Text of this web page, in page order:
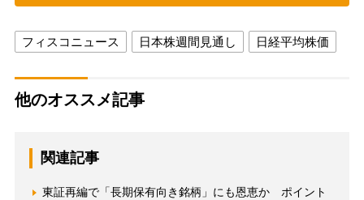
フィスコニュース 日本株週間見通し 日経平均株価
他のオススメ記事
関連記事
東証再編で「長期保有向き銘柄」にも恩恵か ポイント